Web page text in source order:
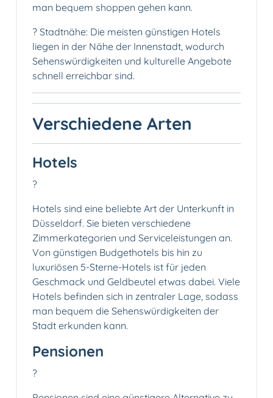
man bequem shoppen gehen kann.
?️ Stadtnähe: Die meisten günstigen Hotels
liegen in der Nähe der Innenstadt, wodurch
Sehenswürdigkeiten und kulturelle Angebote
schnell erreichbar sind.
Verschiedene Arten
Hotels
?
Hotels sind eine beliebte Art der Unterkunft in
Düsseldorf. Sie bieten verschiedene
Zimmerkategorien und Serviceleistungen an.
Von günstigen Budgethotels bis hin zu
luxuriösen 5-Sterne-Hotels ist für jeden
Geschmack und Geldbeutel etwas dabei. Viele
Hotels befinden sich in zentraler Lage, sodass
man bequem die Sehenswürdigkeiten der
Stadt erkunden kann.
Pensionen
?